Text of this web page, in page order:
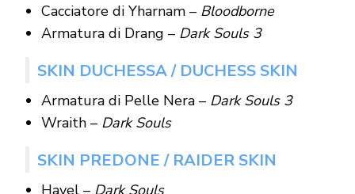
Cacciatore di Yharnam – Bloodborne
Armatura di Drang – Dark Souls 3
SKIN DUCHESSA / DUCHESS SKIN
Armatura di Pelle Nera – Dark Souls 3
Wraith – Dark Souls
SKIN PREDONE / RAIDER SKIN
Havel –Dark Souls